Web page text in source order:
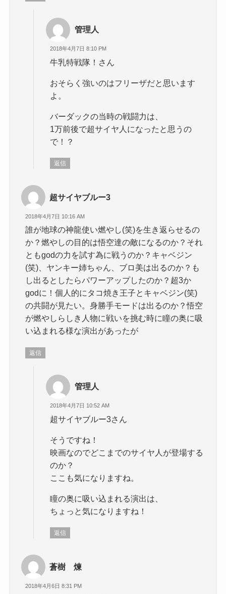
管理人
2018年4月7日 8:10 PM
牛乳特戦隊！さん
おそらく強いのはフリーザだと思います
よ。
バーダックの当時の戦闘力は、
1万前後で超サイヤ人になったと思うの
で！？
返信
超サイヤブルー3
2018年4月7日 10:16 AM
誰が地球の神龍使い燃やし(笑)を生き返らせるの
か？燃やしの目的は悟空達の敵になるのか？それ
ともgodの力を試す為に戦うのか？キャベジン
(笑)、ヤンキー姉ちゃん、ブロ美は出るのか？も
し出るとしたらパワーアップしたのか？超3か
godに！個人的にタコ焼き王子とキャベジン(笑)
の共闘が見たい。身勝手モードは出るのか？悟空
が燃やしらしき人物に戦いを挑む時に瞳の奥に吸
い込まれる様な演出があったが
返信
管理人
2018年4月7日 10:52 AM
超サイヤブルー3さん
そうですね！
映画なのでどこまでのサイヤ人が登場する
のか？
ここも気になりますね。
瞳の奥に吸い込まれる演出は、
ちょっと気になりますね！
返信
蒼樹 煉
2018年4月6日 8:31 PM